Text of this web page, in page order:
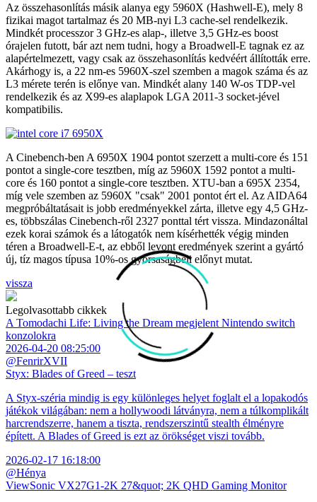
Az összehasonlítás másik alanya egy 5960X (Hashwell-E), mely 8
fizikai magot tartalmaz és 20 MB-nyi L3 cache-sel rendelkezik.
Mindkét processzor 3 GHz-es alap-, illetve 3,5 GHz-es boost
órajelen futott, bár azt nem tudni, hogy a Broadwell-E tagnak ez az
alapértelmezett, vagy csak az összehasonlítás kedvéért állították erre.
Akárhogy is, a 22 nm-es 5960X-szel szemben a magok száma és az
L3 mérete terén is előnye van. Mindkét alany 140 W-os TDP-vel
rendelkezik és az X99-es alaplapok LGA 2011-3 socket-jével
kompatibilis.
A Cinebench-ben A 6950X 1904 pontot szerzett a multi-core és 151
pontot a single-core tesztben, míg az 5960X 1592 pontot a multi-
core és 160 pontot a single-core tesztben. XTU-ban a 695X 2354,
míg vele szemben az 5960X "csak" 2001 pontot ért el. Az AIDA64
megpróbáltatásait is jobb eredményekkel zárta, illetve egy 4,5 GHz-
es, többszálas Cinebench-ről 2327 ponttal tért vissza. Mindazonáltal
ezek korai számok és a látogatók nem kísérhették végig minden
téren a Broadwell-E-t, az ebből levont eredmények szerint a gyártó
új, tíz magos típusa 10%-os gyorsaságbeli előnyt mutat.
vissza
Legolvasottabb cikkek
A Tomodachi Life: Living the Dream megjelent Nintendo switch
konzolokra
2026-04-20 08:25:00
@FenrirXVII
Styx: Blades of Greed – teszt
A Styx-széria mindig is egy különleges helyet foglalt el a lopakodós
játékok világában: nem a hollywoodi látványra, nem a túlkomplikált
harcrendszerre, hanem a tiszta, rendszerszintű stealth élményre
épített. A Blades of Greed is ezt az örökséget viszi tovább.
2026-02-17 16:18:00
@Hénya
ViewSonic VX27G1-2K 27&quot; 2K QHD Gaming Monitor